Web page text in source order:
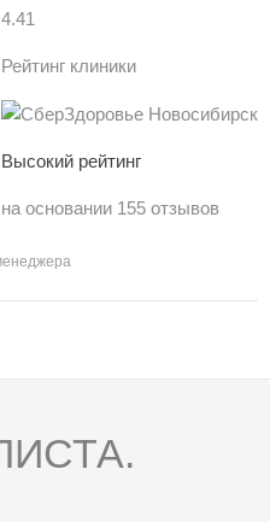
4.41
Рейтинг клиники
Высокий рейтинг
на основании 155 отзывов